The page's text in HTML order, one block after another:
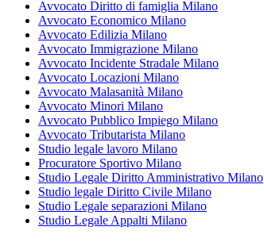
Avvocato Diritto di famiglia Milano
Avvocato Economico Milano
Avvocato Edilizia Milano
Avvocato Immigrazione Milano
Avvocato Incidente Stradale Milano
Avvocato Locazioni Milano
Avvocato Malasanità Milano
Avvocato Minori Milano
Avvocato Pubblico Impiego Milano
Avvocato Tributarista Milano
Studio legale lavoro Milano
Procuratore Sportivo Milano
Studio Legale Diritto Amministrativo Milano
Studio legale Diritto Civile Milano
Studio Legale separazioni Milano
Studio Legale Appalti Milano